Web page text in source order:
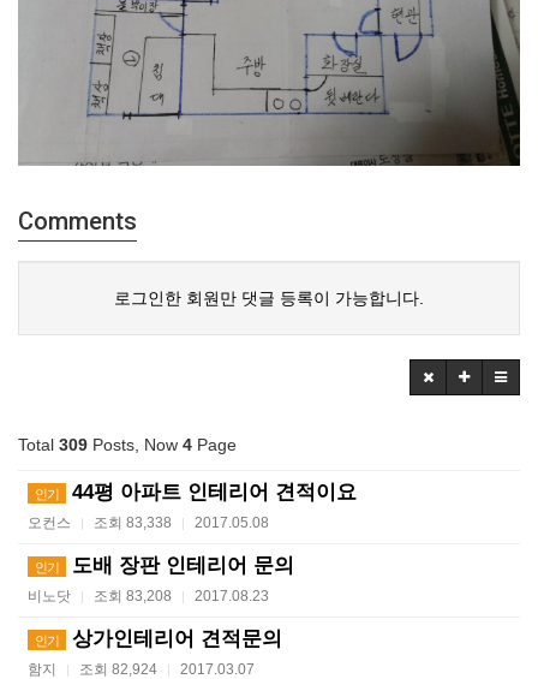
Comments
로그인한 회원만 댓글 등록이 가능합니다.
Total 309 Posts, Now 4 Page
인기 44평 아파트 인테리어 견적이요
오컨스 | 조회 83,338 | 2017.05.08
인기 도배 장판 인테리어 문의
비노닷 | 조회 83,208 | 2017.08.23
인기 상가인테리어 견적문의
함지 | 조회 82,924 | 2017.03.07